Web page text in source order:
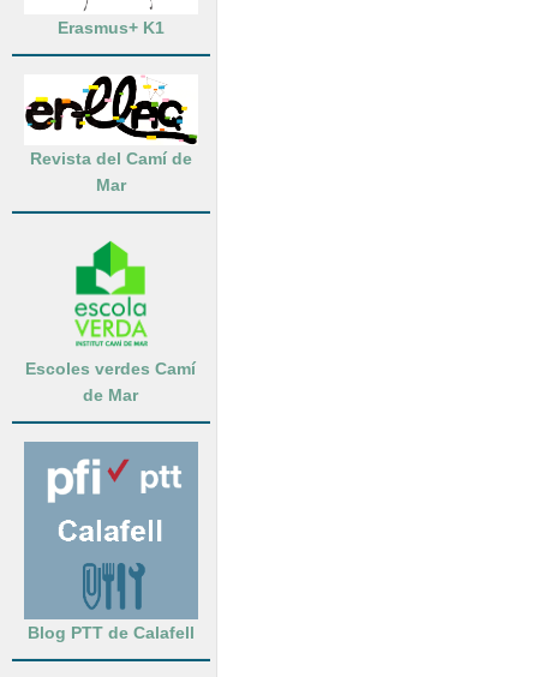
Erasmus+ K1
Revista del Camí de
Mar
Escoles verdes Camí
de Mar
Blog PTT de Calafell